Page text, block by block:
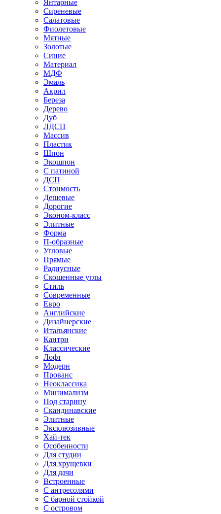
Янтарные
Сиреневые
Салатовые
Фиолетовые
Мятные
Золотые
Синие
Материал
МДФ
Эмаль
Акрил
Береза
Дерево
Дуб
ЛДСП
Массив
Пластик
Шпон
Экошпон
С патиной
ДСП
Стоимость
Дешевые
Дорогие
Эконом-класс
Элитные
Форма
П-образные
Угловые
Прямые
Радиусные
Скошенные углы
Стиль
Современные
Евро
Английские
Дизайнерские
Итальянские
Кантри
Классические
Лофт
Модерн
Прованс
Неоклассика
Минимализм
Под старину
Скандинавские
Элитные
Эксклюзивные
Хай-тек
Особенности
Для студии
Для хрущевки
Для дачи
Встроенные
С антресолями
С барной стойкой
С островом